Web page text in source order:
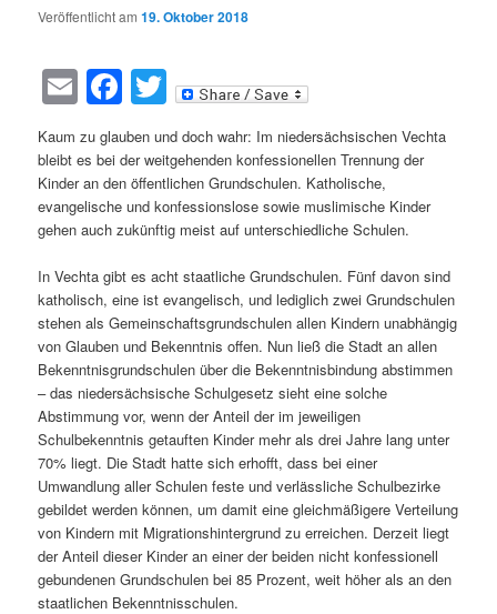
Veröffentlicht am19. Oktober 2018
EmailFacebook
Twitter
Kaum zu glauben und doch wahr: Im niedersächsischen Vechta
bleibt es bei der weitgehenden konfessionellen Trennung der
Kinder an den öffentlichen Grundschulen. Katholische,
evangelische und konfessionslose sowie muslimische Kinder
gehen auch zukünftig meist auf unterschiedliche Schulen.
In Vechta gibt es acht staatliche Grundschulen. Fünf davon sind
katholisch, eine ist evangelisch, und lediglich zwei Grundschulen
stehen als Gemeinschaftsgrundschulen allen Kindern unabhängig
von Glauben und Bekenntnis offen. Nun ließ die Stadt an allen
Bekenntnisgrundschulen über die Bekenntnisbindung abstimmen
– das niedersächsische Schulgesetz sieht eine solche
Abstimmung vor, wenn der Anteil der im jeweiligen
Schulbekenntnis getauften Kinder mehr als drei Jahre lang unter
70% liegt. Die Stadt hatte sich erhofft, dass bei einer
Umwandlung aller Schulen feste und verlässliche Schulbezirke
gebildet werden können, um damit eine gleichmäßigere Verteilung
von Kindern mit Migrationshintergrund zu erreichen. Derzeit liegt
der Anteil dieser Kinder an einer der beiden nicht konfessionell
gebundenen Grundschulen bei 85 Prozent, weit höher als an den
staatlichen Bekenntnisschulen.